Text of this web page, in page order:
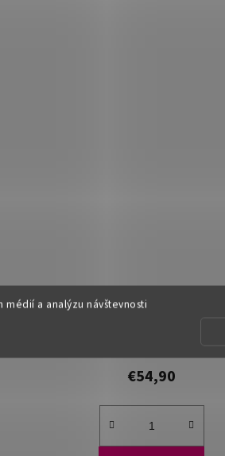
médií a analýzu návštevnostiRegál na hračky - LARO,
€54,90